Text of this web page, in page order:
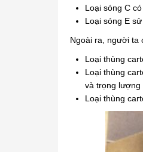
Loại sóng C
Loại sóng E
Ngoài ra, người ta
Loại thùng
Loại thùng
và trọng lượng
Loại thùng